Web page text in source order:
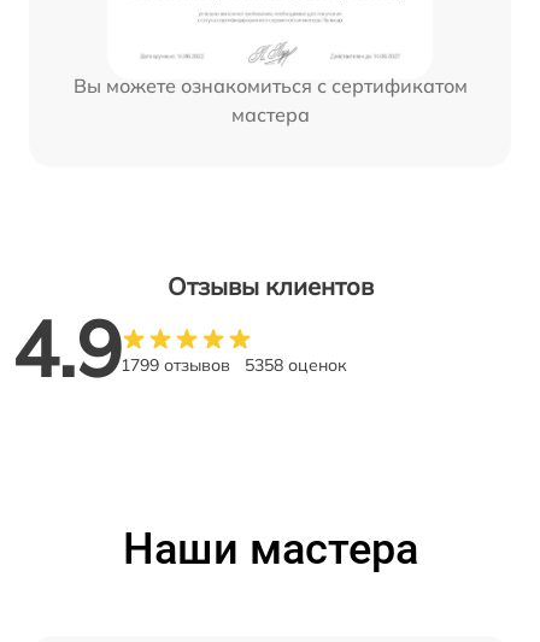
Вы можете ознакомиться с сертификатом
мастера
Отзывы клиентов
4.91799 отзывов 5358 оценок
Наши мастера